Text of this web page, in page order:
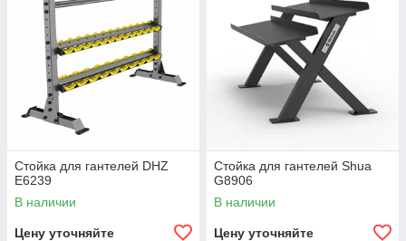
Стойка для гантелей DHZ
E6239
В наличии
Цену уточняйте
Стойка для гантелей Shua
G8906
В наличии
Цену уточняйте